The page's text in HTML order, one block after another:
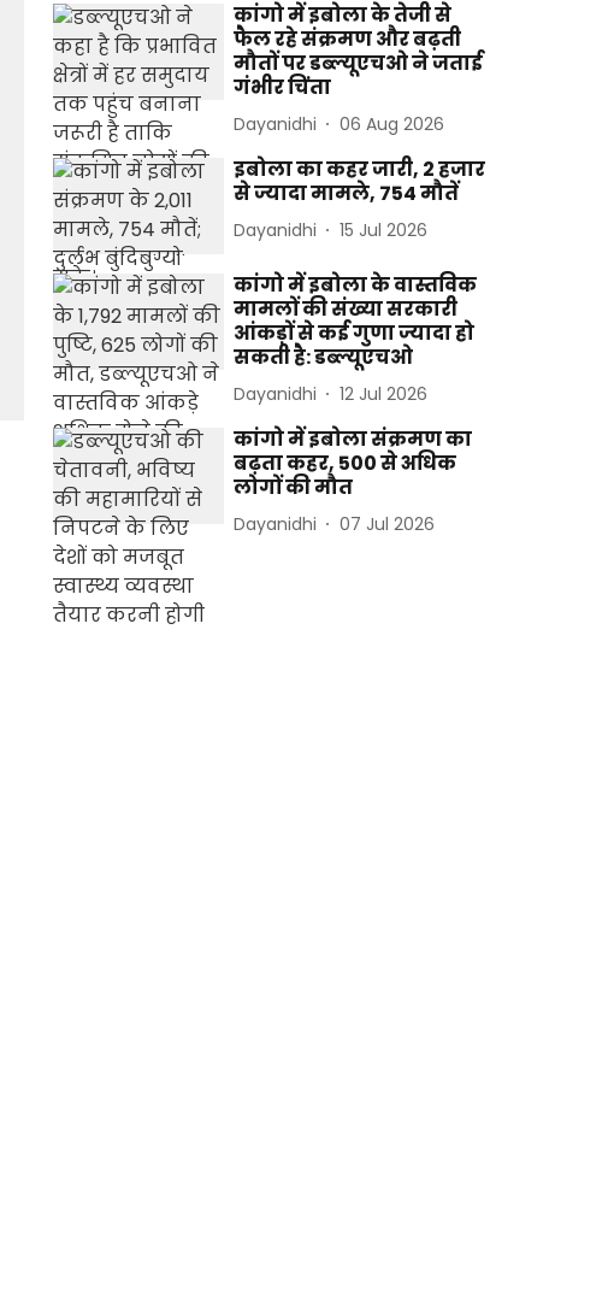
कांगो में इबोला के तेजी से
फैल रहे संक्रमण और बढ़ती
मौतों पर डब्ल्यूएचओ ने जताई
गंभीर चिंता
Dayanidhi 06 Aug 2026
इबोला का कहर जारी, 2 हजार
से ज्यादा मामले, 754 मौतें
Dayanidhi 15 Jul 2026
कांगो में इबोला के वास्तविक
मामलों की संख्या सरकारी
आंकड़ों से कई गुणा ज्यादा हो
सकती है: डब्ल्यूएचओ
Dayanidhi 12 Jul 2026
कांगो में इबोला संक्रमण का
बढ़ता कहर, 500 से अधिक
लोगों की मौत
Dayanidhi 07 Jul 2026